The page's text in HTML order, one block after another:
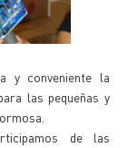
y conveniente la
las pequeñas y
de las